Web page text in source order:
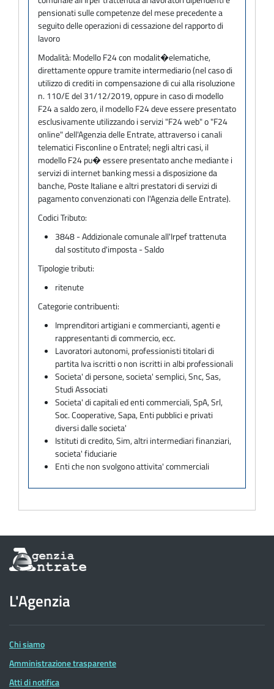
pensionati sulle competenze del mese precedente a
seguito delle operazioni di cessazione del rapporto di
lavoro
Modalità: Modello F24 con modalit�elematiche,
direttamente oppure tramite intermediario (nel caso di
utilizzo di crediti in compensazione di cui alla risoluzione
n. 110/E del 31/12/2019, oppure in caso di modello
F24 a saldo zero, il modello F24 deve essere presentato
esclusivamente utilizzando i servizi "F24 web" o "F24
online" dell'Agenzia delle Entrate, attraverso i canali
telematici Fisconline o Entratel; negli altri casi, il
modello F24 pu� essere presentato anche mediante i
servizi di internet banking messi a disposizione da
banche, Poste Italiane e altri prestatori di servizi di
pagamento convenzionati con l'Agenzia delle Entrate).
Codici Tributo:
3848 - Addizionale comunale all'Irpef trattenuta
dal sostituto d'imposta - Saldo
Tipologie tributi:
ritenute
Categorie contribuenti:
Imprenditori artigiani e commercianti, agenti e
rappresentanti di commercio, ecc.
Lavoratori autonomi, professionisti titolari di
partita Iva iscritti o non iscritti in albi professionali
Societa' di persone, societa' semplici, Snc, Sas,
Studi Associati
Societa' di capitali ed enti commerciali, SpA, Srl,
Soc. Cooperative, Sapa, Enti pubblici e privati
diversi dalle societa'
Istituti di credito, Sim, altri intermediari finanziari,
societa' fiduciarie
Enti che non svolgono attivita' commerciali
Informazioni
sul
dell'Agenzia
delle
Entrate
L'Agenzia
Chi siamo
Amministrazione trasparente
Atti di notifica